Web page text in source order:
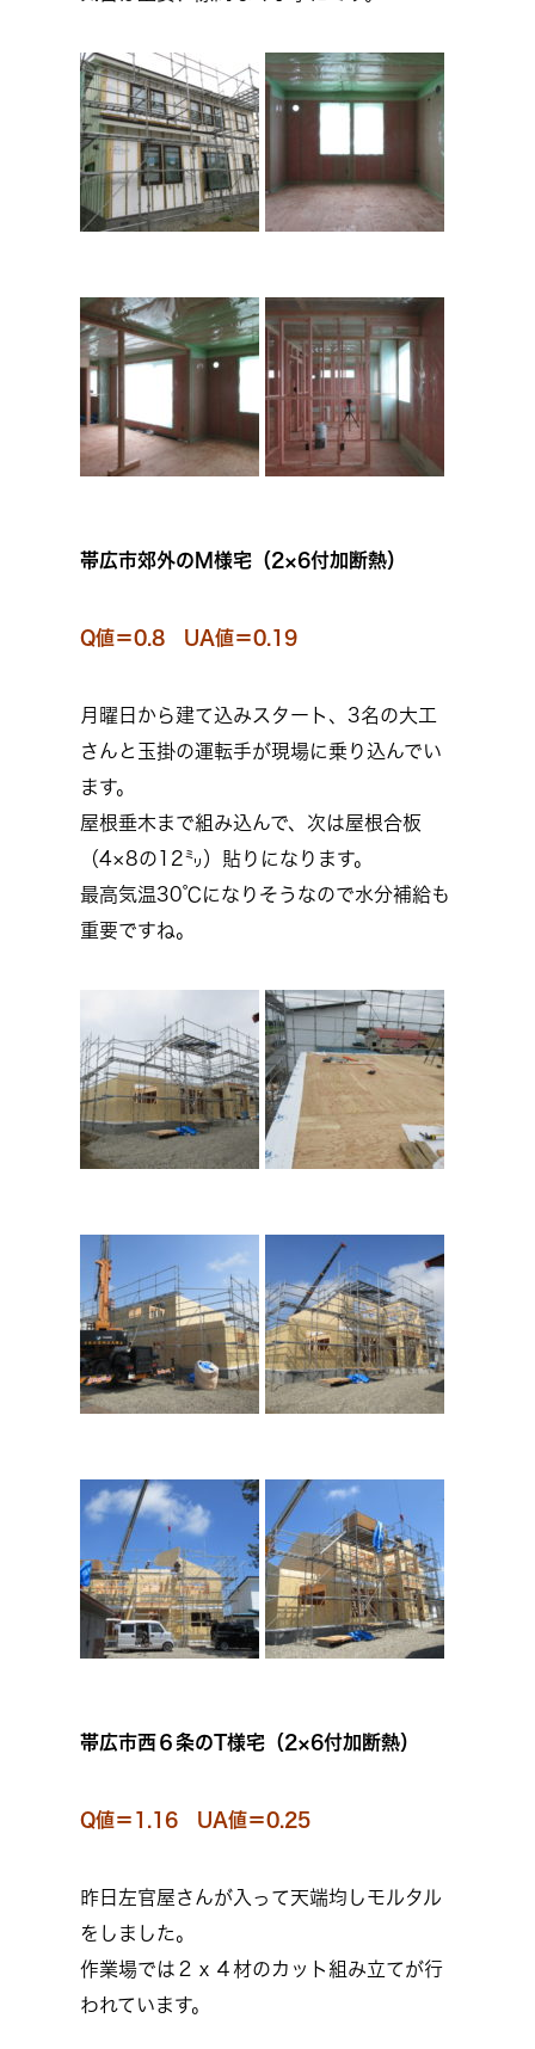
帯広市郊外のM様宅（2×6付加断熱）
Q値＝0.8 UA値＝0.19
月曜日から建て込みスタート、3名の大工
さんと玉掛の運転手が現場に乗り込んでい
ます。
屋根垂木まで組み込んで、次は屋根合板
（4×8の12㍉）貼りになります。
最高気温30℃になりそうなので水分補給も
重要ですね。
帯広市西６条のT様宅（2×6付加断熱）
Q値＝1.16 UA値＝0.25
昨日左官屋さんが入って天端均しモルタル
をしました。
作業場では２ｘ４材のカット組み立てが行
われています。